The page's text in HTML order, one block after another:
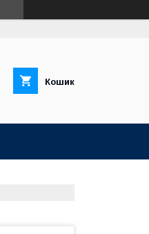
Кошик